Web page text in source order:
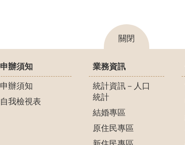
關閉
申辦須知
申辦須知
自我檢視表
業務資訊
統計資訊－人口
統計
結婚專區
原住民專區